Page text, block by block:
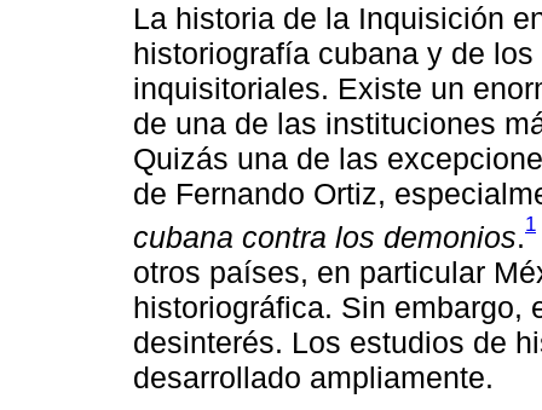
La historia de la Inquisición
historiografía cubana y de
inquisitoriales. Existe un
de una de las instituciones
Quizás una de las
de Fernando Ortiz,
cubana contra los demonios.1
otros países, en particular
historiográfica. Sin embargo,
desinterés. Los estudios de
desarrollado ampliamente.